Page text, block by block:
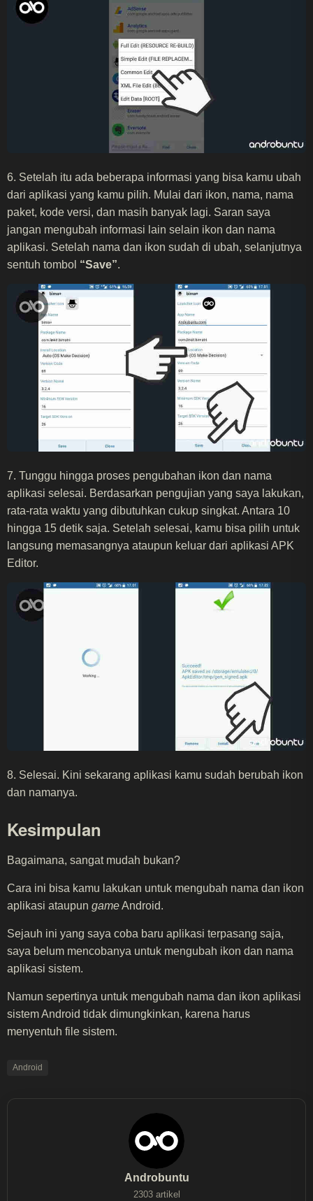
6. Setelah itu ada beberapa informasi yang bisa kamu ubah
dari aplikasi yang kamu pilih. Mulai dari ikon, nama, nama
paket, kode versi, dan masih banyak lagi. Saran saya
jangan mengubah informasi lain selain ikon dan nama
aplikasi. Setelah nama dan ikon sudah di ubah, selanjutnya
sentuh tombol “Save”.
7. Tunggu hingga proses pengubahan ikon dan nama
aplikasi selesai. Berdasarkan pengujian yang saya lakukan,
rata-rata waktu yang dibutuhkan cukup singkat. Antara 10
hingga 15 detik saja. Setelah selesai, kamu bisa pilih untuk
langsung memasangnya ataupun keluar dari aplikasi APK
Editor.
8. Selesai. Kini sekarang aplikasi kamu sudah berubah ikon
dan namanya.
Kesimpulan
Bagaimana, sangat mudah bukan?
Cara ini bisa kamu lakukan untuk mengubah nama dan ikon
aplikasi ataupun gameAndroid.
Sejauh ini yang saya coba baru aplikasi terpasang saja,
saya belum mencobanya untuk mengubah ikon dan nama
aplikasi sistem.
Namun sepertinya untuk mengubah nama dan ikon aplikasi
sistem Android tidak dimungkinkan, karena harus
menyentuh file sistem.
Android
Androbuntu
2303 artikel